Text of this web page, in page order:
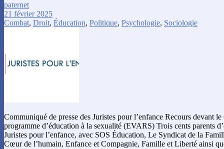
paternet
21 février 2025
Combat, Droit, Éducation, Politique, Psychologie, Sociologie
Communiqué de presse des Juristes pour l’enfance Recours devant
programme d’éducation à la sexualité (EVARS) Trois cents parents
Juristes pour l’enfance, avec SOS Éducation, Le Syndicat de la
Cœur de l’humain, Enfance et Compagnie, Famille et Liberté ainsi